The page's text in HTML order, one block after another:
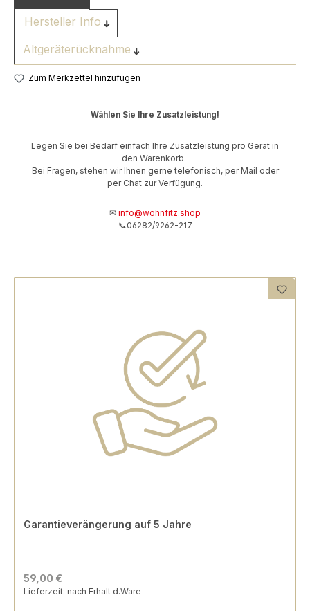
Hersteller Info
Altgeräterücknahme
Zum Merkzettel hinzufügen
Wählen Sie Ihre Zusatzleistung!
Legen Sie bei Bedarf einfach Ihre Zusatzleistung pro Gerät in
den Warenkorb.
Bei Fragen, stehen wir Ihnen gerne telefonisch, per Mail oder
per Chat zur Verfügung.
✉ info@wohnfitz.shop
📞06282/9262-217
Garantieverängerung auf 5 Jahre
59,00 €
Lieferzeit: nach Erhalt d.Ware